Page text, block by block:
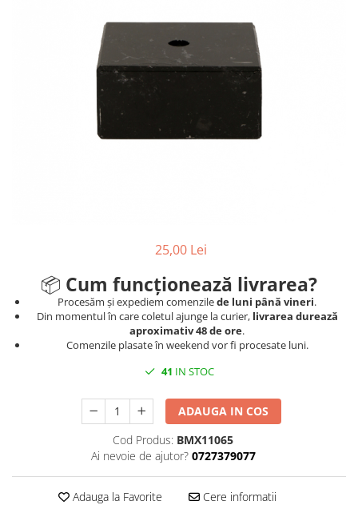
Accesorii Cupe
Personalizari Cupe
Medalii Tematice
Accesorii Medalii
Snur Medalie
Medalii Personalizate
Suport medalii
25,00 Lei
📦 Cum funcționează livrarea?
Procesăm și expediem comenzilede luni până vineri.
Din momentul în care coletul ajunge la curier, livrarea durează
aproximativ 48 de ore.
Comenzile plasate în weekend vor fi procesate luni.
41 IN STOC
ADAUGA IN COS
Cod Produs: BMX11065
Ai nevoie de ajutor? 0727379077
Adauga la Favorite Cere informatii